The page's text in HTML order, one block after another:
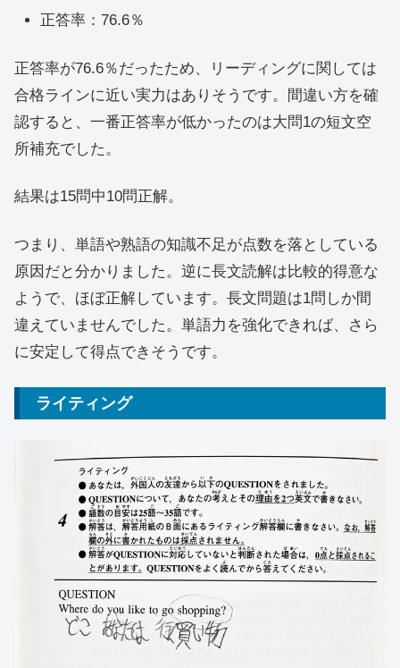
正答率：76.6％
正答率が76.6％だったため、リーディングに関しては
合格ラインに近い実力はありそうです。間違い方を確
認すると、一番正答率が低かったのは大問1の短文空
所補充でした。
結果は15問中10問正解。
つまり、単語や熟語の知識不足が点数を落としている
原因だと分かりました。逆に長文読解は比較的得意な
ようで、ほぼ正解しています。長文問題は1問しか間
違えていませんでした。単語力を強化できれば、さら
に安定して得点できそうです。
ライティング